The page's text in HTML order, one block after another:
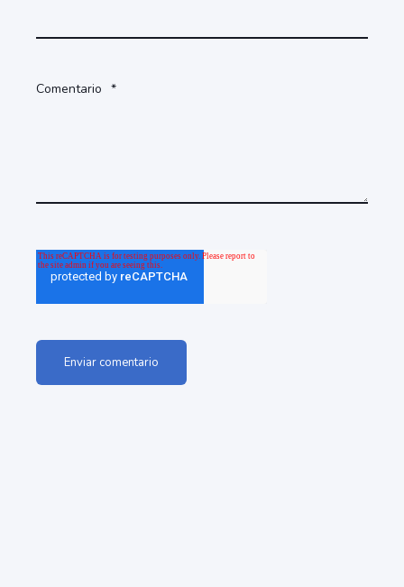
Comentario *